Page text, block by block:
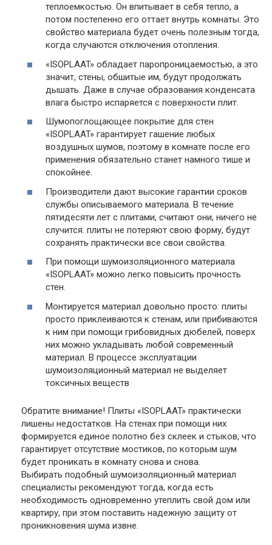
теплоемкостью. Он впитывает в себя тепло, а
потом постепенно его оттает внутрь комнаты. Это
свойство материала будет очень полезным тогда,
когда случаются отключения отопления.
«ISOPLAAT» обладает паропроницаемостью, а это
значит, стены, обшитые им, будут продолжать
дышать. Даже в случае образования конденсата
влага быстро испаряется с поверхности плит.
Шумопоглощающее покрытие для стен
«ISOPLAAT» гарантирует гашение любых
воздушных шумов, поэтому в комнате после его
применения обязательно станет намного тише и
спокойнее.
Производители дают высокие гарантии сроков
службы описываемого материала. В течение
пятидесяти лет с плитами, считают они, ничего не
случится: плиты не потеряют свою форму, будут
сохранять практически все свои свойства.
При помощи шумоизоляционного материала
«ISOPLAAT» можно легко повысить прочность
стен.
Монтируется материал довольно просто: плиты
просто приклеиваются к стенам, или прибиваются
к ним при помощи грибовидных дюбелей, поверх
них можно укладывать любой современный
материал. В процессе эксплуатации
шумоизоляционный материал не выделяет
токсичных веществ
Обратите внимание! Плиты «ISOPLAAT» практически
лишены недостатков. На стенах при помощи них
формируется единое полотно без склеек и стыков, что
гарантирует отсутствие мостиков, по которым шум
будет проникать в комнату снова и снова.
Выбирать подобный шумоизоляционный материал
специалисты рекомендуют тогда, когда есть
необходимость одновременно утеплить свой дом или
квартиру, при этом поставить надежную защиту от
проникновения шума извне.